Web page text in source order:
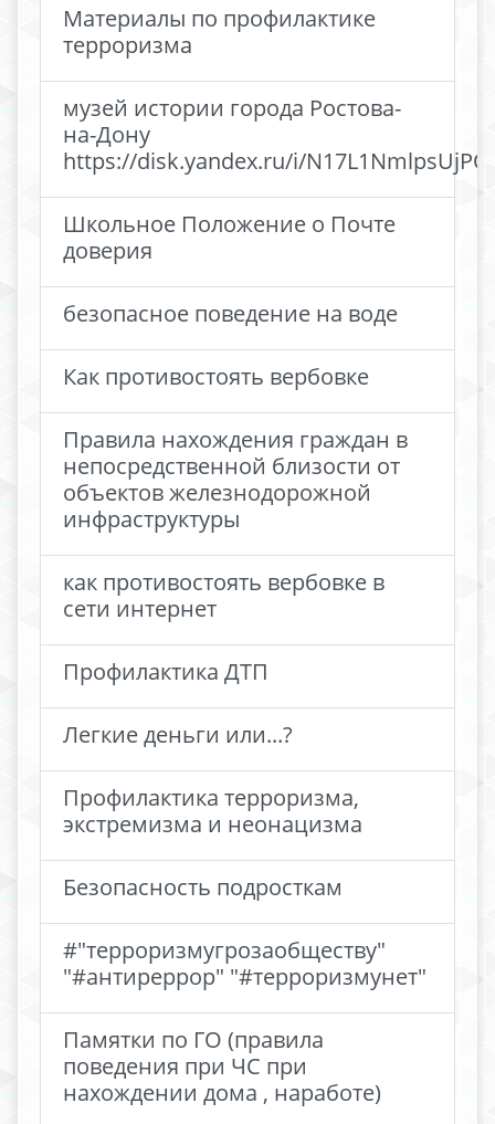
Материалы по профилактике
терроризма
музей истории города Ростова-
на-Дону
https://disk.yandex.ru/i/N17L1NmlpsUjPQ
Школьное Положение о Почте
доверия
безопасное поведение на воде
Как противостоять вербовке
Правила нахождения граждан в
непосредственной близости от
объектов железнодорожной
инфраструктуры
как противостоять вербовке в
сети интернет
Профилактика ДТП
Легкие деньги или...?
Профилактика терроризма,
экстремизма и неонацизма
Безопасность подросткам
#"терроризмугрозаобществу"
"#антиреррор" "#терроризмунет"
Памятки по ГО (правила
поведения при ЧС при
нахождении дома , наработе)